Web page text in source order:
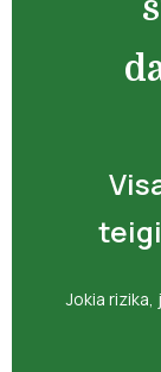
Jokia